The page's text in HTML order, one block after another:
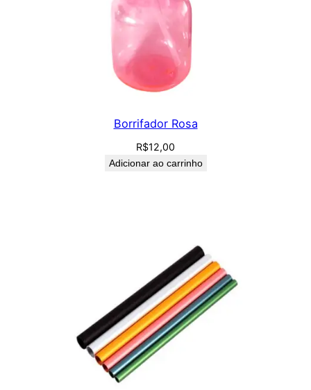
Borrifador Rosa
R$12,00
Adicionar ao carrinho